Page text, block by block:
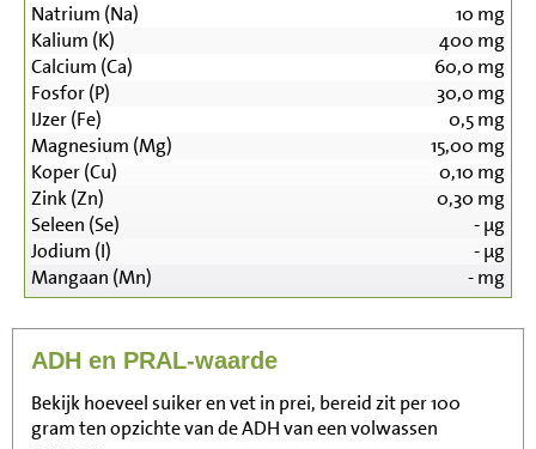
Natrium (Na) 10 mg
Kalium (K)
400 mg
Calcium (Ca)
60,0 mg
Fosfor (P)
30,0 mg
IJzer (Fe)
0,5mg
Magnesium (Mg)
15,00 mg
Koper (Cu)
0,10 mg
Zink (Zn)
0,30 mg
Seleen (Se)
-µg
Jodium (I)
-µg
Mangaan (Mn)
-mg
ADH en PRAL-waarde
Bekijk hoeveel suiker en vet in prei, bereid zit per 100
gram ten opzichte van de ADH van een volwassen